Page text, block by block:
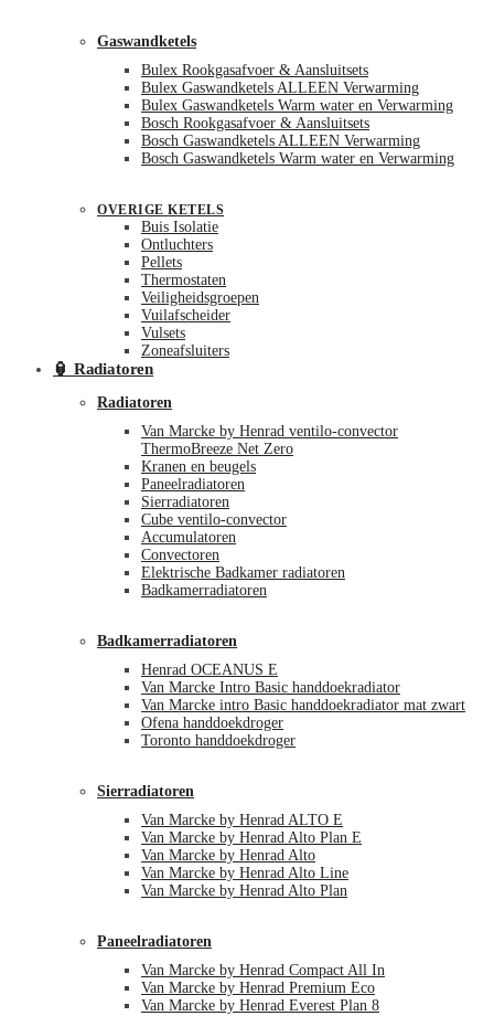
Gaswandketels
Bulex Rookgasafvoer & Aansluitsets
Bulex Gaswandketels ALLEEN Verwarming
Bulex Gaswandketels Warm water en Verwarming
Bosch Rookgasafvoer & Aansluitsets
Bosch Gaswandketels ALLEEN Verwarming
Bosch Gaswandketels Warm water en Verwarming
OVERIGE KETELS
Buis Isolatie
Ontluchters
Pellets
Thermostaten
Veiligheidsgroepen
Vuilafscheider
Vulsets
Zoneafsluiters
🏮 Radiatoren
Radiatoren
Van Marcke by Henrad ventilo-convector
ThermoBreeze Net Zero
Kranen en beugels
Paneelradiatoren
Sierradiatoren
Cube ventilo-convector
Accumulatoren
Convectoren
Elektrische Badkamer radiatoren
Badkamerradiatoren
Badkamerradiatoren
Henrad OCEANUS E
Van Marcke Intro Basic handdoekradiator
Van Marcke intro Basic handdoekradiator mat zwart
Ofena handdoekdroger
Toronto handdoekdroger
Sierradiatoren
Van Marcke by Henrad ALTO E
Van Marcke by Henrad Alto Plan E
Van Marcke by Henrad Alto
Van Marcke by Henrad Alto Line
Van Marcke by Henrad Alto Plan
Paneelradiatoren
Van Marcke by Henrad Compact All In
Van Marcke by Henrad Premium Eco
Van Marcke by Henrad Everest Plan 8